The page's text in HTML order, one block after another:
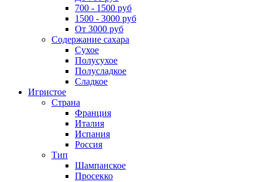
700 - 1500 руб
1500 - 3000 руб
От 3000 руб
Содержание сахара
Сухое
Полусухое
Полусладкое
Сладкое
Игристое
Страна
Франция
Италия
Испания
Россия
Тип
Шампанское
Просекко